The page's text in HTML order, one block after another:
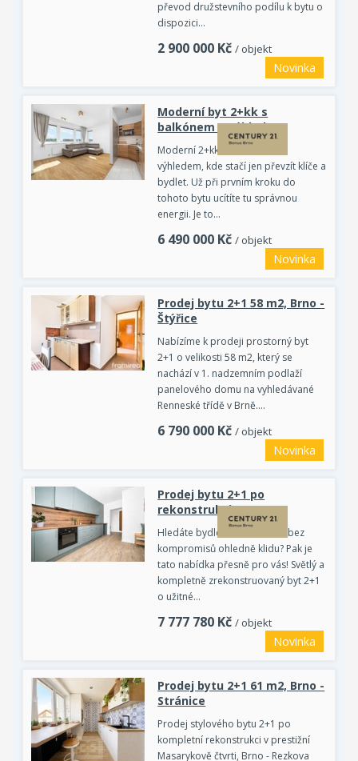
převod družstevního podílu k bytu o
dispozici…
2 900 000 Kč / objekt
Novinka
Moderní byt 2+kk s
balkónem a výhledem
Moderní 2+kk s balkónem a
výhledem, kde stačí jen převzít klíče a
bydlet. Už při prvním kroku do
tohoto bytu ucítíte tu správnou
energii. Je to…
6 490 000 Kč / objekt
Novinka
Prodej bytu 2+1 58 m2, Brno -
Štýřice
Nabízíme k prodeji prostorný byt
2+1 o velikosti 58 m2, který se
nachází v 1. nadzemním podlaží
panelového domu na vyhledávané
Renneské třídě v Brně.…
6 790 000 Kč / objekt
Novinka
Prodej bytu 2+1 po
rekonstrukci
Hledáte bydlení v srdci Brna bez
kompromisů ohledně klidu? Pak je
tato nabídka přesně pro vás! Světlý a
kompletně zrekonstruovaný byt 2+1
o užitné…
7 777 780 Kč / objekt
Novinka
Prodej bytu 2+1 61 m2, Brno -
Stránice
Prodej stylového bytu 2+1 po
kompletní rekonstrukci v prestižní
Masarykově čtvrti, Brno - Rezkova